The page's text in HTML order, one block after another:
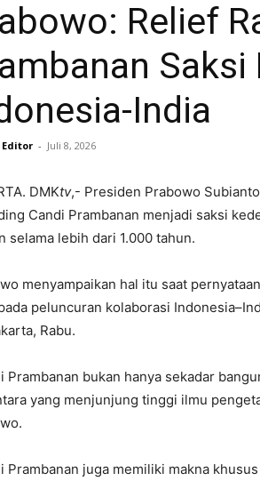
Relief
Saksi
India
Editor - Juli 8, 2026
DMKtv,- Presiden Prabowo
Candi Prambanan menjadi saksi
selama lebih dari 1.000 tahun.
menyampaikan hal itu saat
peluncuran kolaborasi
Rabu.
Prambanan bukan hanya sekadar
yang menjunjung tinggi ilmu
Prambanan juga memiliki makna